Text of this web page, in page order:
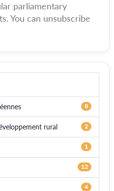
parliamentary
You can unsubscribe
8
rural 2
1
12
4